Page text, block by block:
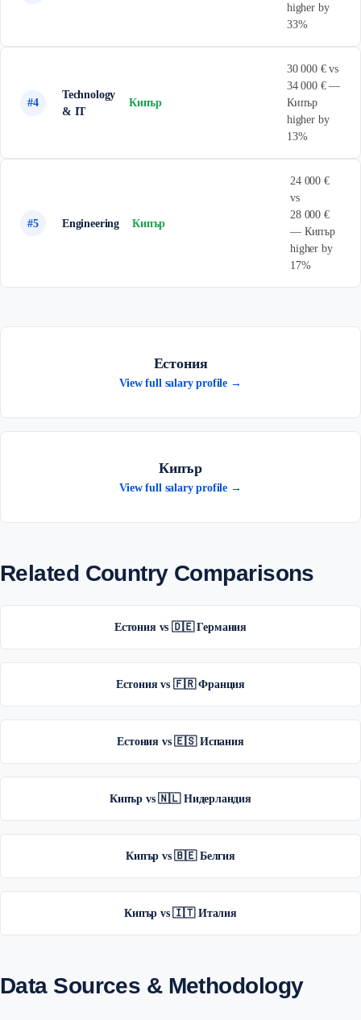
higher by
33%
#4
Technology
& IT
Кипър
30 000 € vs
34 000 € —
Кипър
higher by
13%
#5 Engineering Кипър
24 000 €
vs
28 000 €
— Кипър
higher by
17%
Естония
View full salary profile →
Кипър
View full salary profile →
Related Country Comparisons
Естония vs 🇩🇪 Германия
Естония vs 🇫🇷 Франция
Естония vs 🇪🇸 Испания
Кипър vs 🇳🇱 Нидерландия
Кипър vs 🇧🇪 Белгия
Кипър vs 🇮🇹 Италия
Data Sources & Methodology